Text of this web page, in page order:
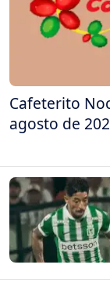
Cafeterito
agosto de